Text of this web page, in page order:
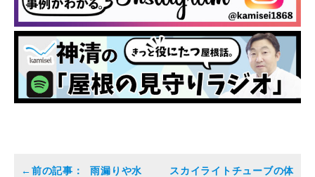
雨漏りや水
スカイライトチューブの体